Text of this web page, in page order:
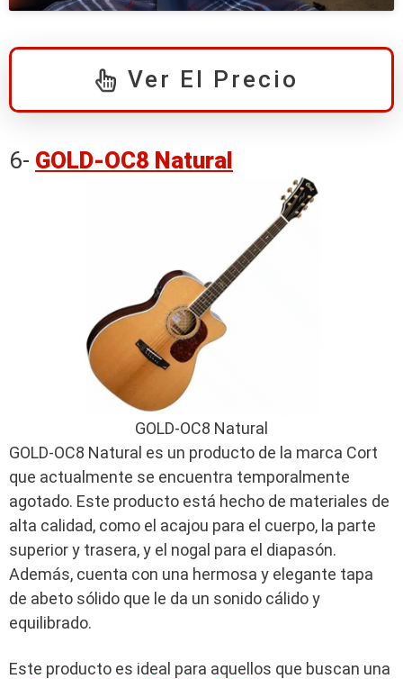
Ver El Precio
6- GOLD-OC8 Natural
GOLD-OC8 Natural
GOLD-OC8 Natural es un producto de la marca Cort
que actualmente se encuentra temporalmente
agotado. Este producto está hecho de materiales de
alta calidad, como el acajou para el cuerpo, la parte
superior y trasera, y el nogal para el diapasón.
Además, cuenta con una hermosa y elegante tapa
de abeto sólido que le da un sonido cálido y
equilibrado.
Este producto es ideal para aquellos que buscan una